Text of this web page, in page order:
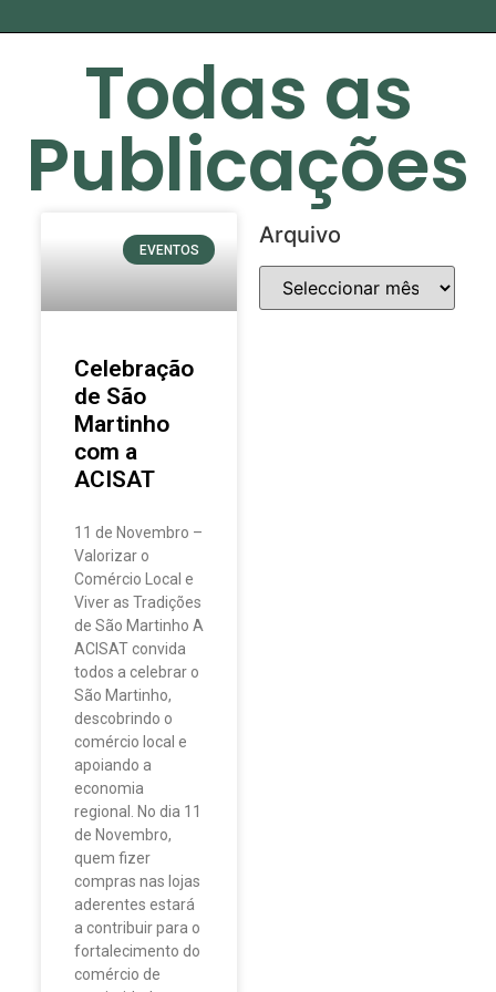
Todas as
Publicações
EVENTOS
Celebração
de São
Martinho
com a
ACISAT
11 de Novembro –
Valorizar o
Comércio Local e
Viver as Tradições
de São Martinho A
ACISAT convida
todos a celebrar o
São Martinho,
descobrindo o
comércio local e
apoiando a
economia
regional. No dia 11
de Novembro,
quem fizer
compras nas lojas
aderentes estará
a contribuir para o
fortalecimento do
comércio de
Arquivo